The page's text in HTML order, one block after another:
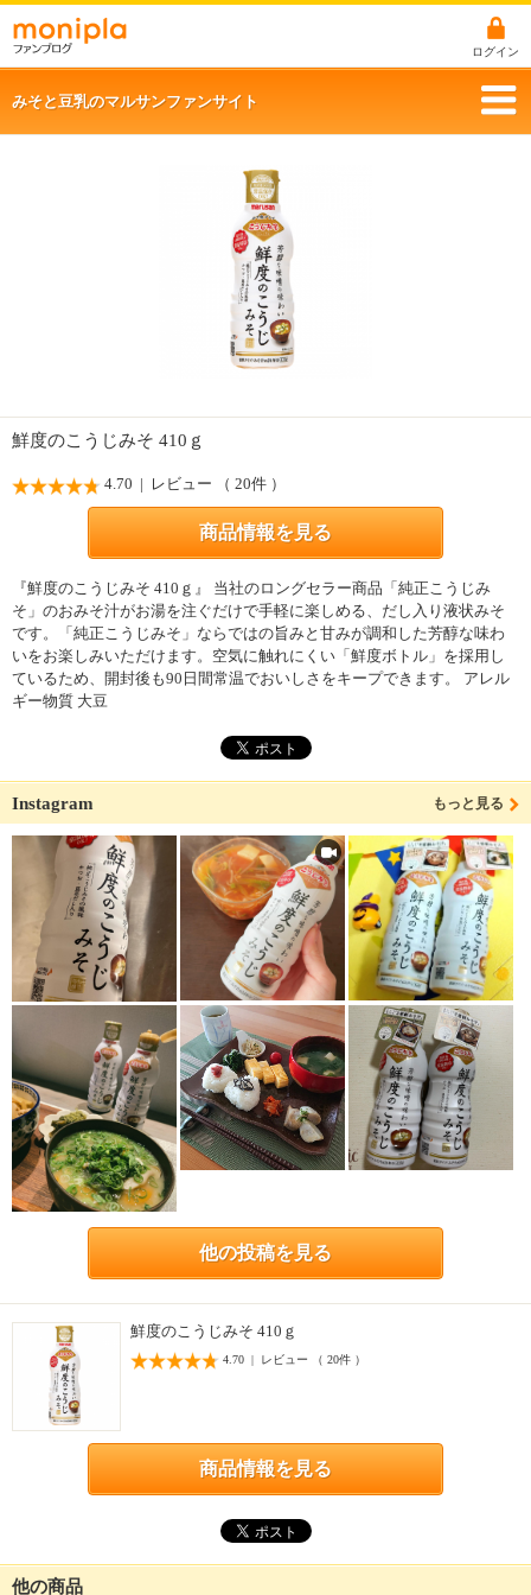
ログイン
みそと豆乳のマルサンファンサイト
鮮度のこうじみそ 410ｇ
4.70 | レビュー （ 20件 ）
商品情報を見る
『鮮度のこうじみそ 410ｇ』 当社のロングセラー商品「純正こうじみ
そ」のおみそ汁がお湯を注ぐだけで手軽に楽しめる、だし入り液状みそ
です。「純正こうじみそ」ならではの旨みと甘みが調和した芳醇な味わ
いをお楽しみいただけます。空気に触れにくい「鮮度ボトル」を採用し
ているため、開封後も90日間常温でおいしさをキープできます。 アレル
ギー物質 大豆
Instagram もっと見る
他の投稿を見る
鮮度のこうじみそ 410ｇ
4.70 | レビュー （ 20件 ）
商品情報を見る
他の商品